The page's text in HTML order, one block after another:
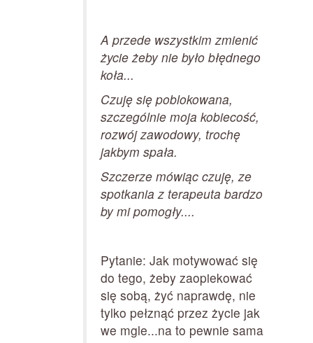
A przede wszystkim zmienić
życie żeby nie było błędnego
koła...
Czuję się poblokowana,
szczególnie moja kobiecość,
rozwój zawodowy, trochę
jakbym spała.
Szczerze mówiąc czuję, ze
spotkania z terapeuta bardzo
by mi pomogły....
Pytanie: Jak motywować się
do tego, żeby zaopiekować
się sobą, żyć naprawdę, nie
tylko pełznąć przez życie jak
we mgle...na to pewnie sama